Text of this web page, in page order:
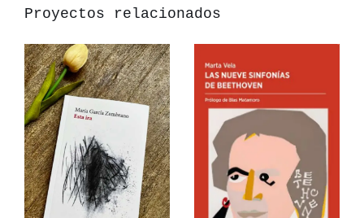
Proyectos relacionados